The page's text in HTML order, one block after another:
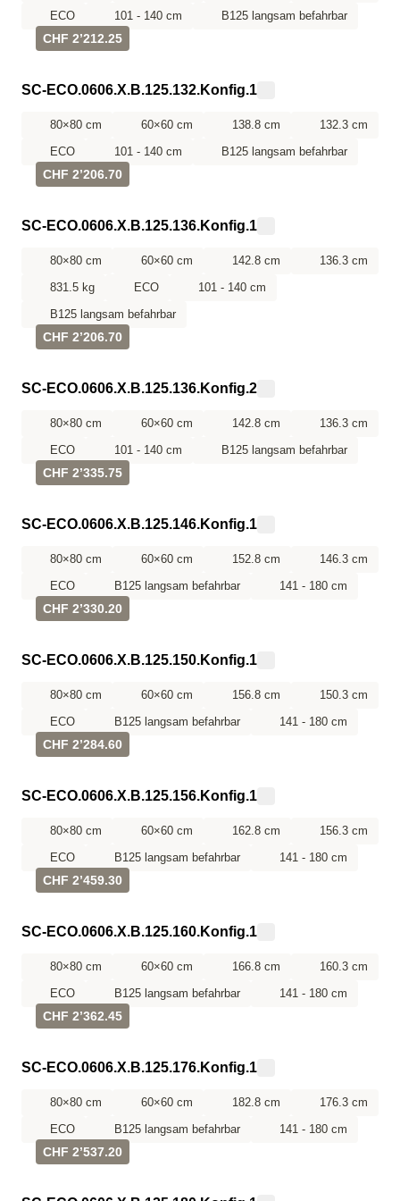
ECO 101 - 140 cm B125 langsam befahrbar
CHF 2’212.25
SC-ECO.0606.X.B.125.132.Konfig.1
80×80 cm 60×60 cm 138.8 cm
132.3 cm
ECO
101 - 140 cm B125 langsam befahrbar
CHF 2’206.70
SC-ECO.0606.X.B.125.136.Konfig.1
80×80 cm 60×60 cm 142.8 cm
136.3 cm
831.5 kg
ECO
101 - 140 cm
B125 langsam befahrbar
CHF 2’206.70
SC-ECO.0606.X.B.125.136.Konfig.2
80×80 cm 60×60 cm 142.8 cm
136.3 cm
ECO
101 - 140 cm B125 langsam befahrbar
CHF 2’335.75
SC-ECO.0606.X.B.125.146.Konfig.1
80×80 cm 60×60 cm 152.8 cm
146.3 cm
ECO
B125 langsam befahrbar 141 - 180 cm
CHF 2’330.20
SC-ECO.0606.X.B.125.150.Konfig.1
80×80 cm 60×60 cm 156.8 cm
150.3 cm
ECO
B125 langsam befahrbar 141 - 180 cm
CHF 2’284.60
SC-ECO.0606.X.B.125.156.Konfig.1
80×80 cm 60×60 cm 162.8 cm
156.3 cm
ECO
B125 langsam befahrbar 141 - 180 cm
CHF 2’459.30
SC-ECO.0606.X.B.125.160.Konfig.1
80×80 cm 60×60 cm 166.8 cm
160.3 cm
ECO
B125 langsam befahrbar 141 - 180 cm
CHF 2’362.45
SC-ECO.0606.X.B.125.176.Konfig.1
80×80 cm 60×60 cm 182.8 cm
176.3 cm
ECO
B125 langsam befahrbar 141 - 180 cm
CHF 2’537.20